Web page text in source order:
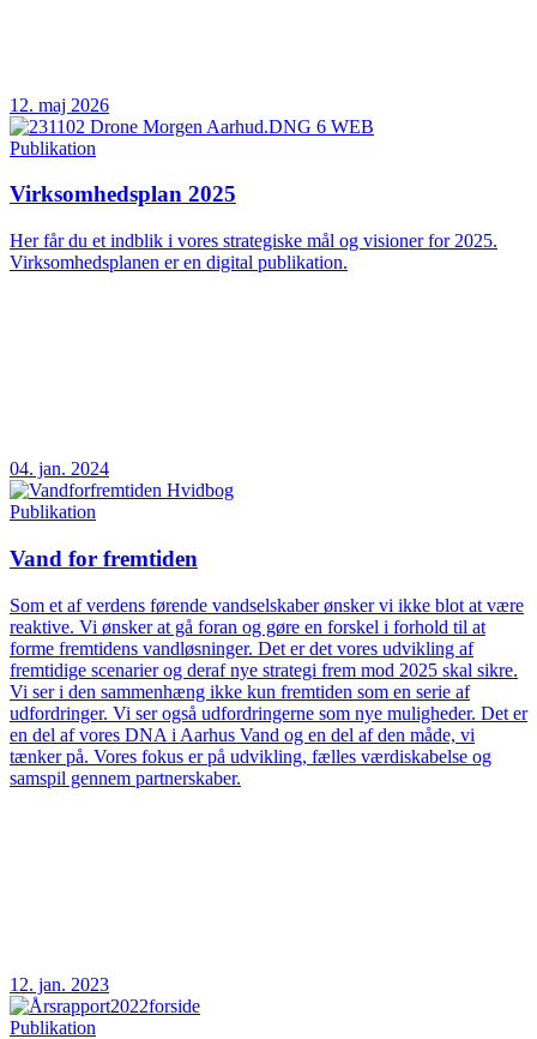
12. maj 2026
Publikation
Virksomhedsplan 2025
Her får du et indblik i vores strategiske mål og visioner for 2025.
Virksomhedsplanen er en digital publikation.
04. jan. 2024
Publikation
Vand for fremtiden
Som et af verdens førende vandselskaber ønsker vi ikke blot at være
reaktive. Vi ønsker at gå foran og gøre en forskel i forhold til at
forme fremtidens vandløsninger. Det er det vores udvikling af
fremtidige scenarier og deraf nye strategi frem mod 2025 skal sikre.
Vi ser i den sammenhæng ikke kun fremtiden som en serie af
udfordringer. Vi ser også udfordringerne som nye muligheder. Det er
en del af vores DNA i Aarhus Vand og en del af den måde, vi
tænker på. Vores fokus er på udvikling, fælles værdiskabelse og
samspil gennem partnerskaber.
12. jan. 2023
Publikation